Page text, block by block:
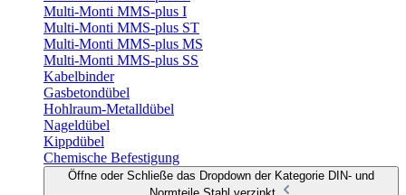
Multi-Monti MMS-plus I
Multi-Monti MMS-plus ST
Multi-Monti MMS-plus MS
Multi-Monti MMS-plus SS
Kabelbinder
Gasbetondübel
Hohlraum-Metalldübel
Nageldübel
Kippdübel
Chemische Befestigung
Öffne oder Schließe das Dropdown der Kategorie DIN- und